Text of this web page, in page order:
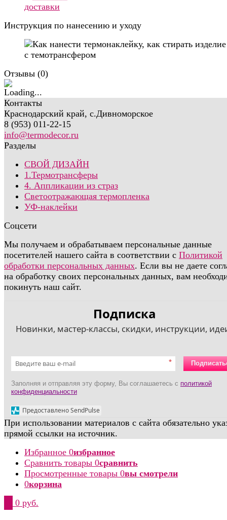
Инструкция по нанесению и уходу
Отзывы (0)
Контакты
Краснодарский край, с.Дивноморское
8 (953) 011-22-15
info@termodecor.ru
Разделы
СВОЙ ДИЗАЙН
1.Термотрансферы
4. Аппликации из страз
Светоотражающая термопленка
УФ-наклейки
Соцсети
Мы получаем и обрабатываем персональные данные
посетителей нашего сайта в соответствии с Политикой
обработки персональных данных. Если вы не даете
на обработку своих персональных данных, вам
покинуть наш сайт.
Подписка
Новинки, мастер-классы, скидки, инструкции,
*
Заполняя и отправляя эту форму, Вы соглашаетесь с политикой
конфиденциальности
Предоставлено SendPulse
При использовании материалов с сайта обязательно
прямой ссылки на источник.
Избранное 0избранное
Сравнить товары 0сравнить
Просмотренные товары 0вы смотрели
0корзина
0 руб.